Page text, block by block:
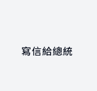
寫信給總統